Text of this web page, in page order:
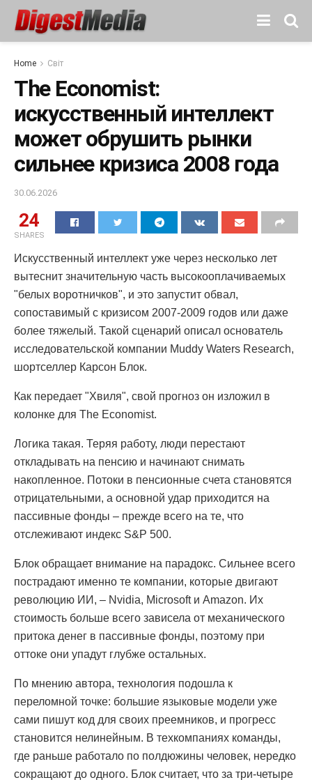
Home Світ
The Economist:
искусственный интеллект
может обрушить рынки
сильнее кризиса 2008 года
30.06.2026
24
SHARES
Искусственный интеллект уже через несколько лет
вытеснит значительную часть высокооплачиваемых
"белых воротничков", и это запустит обвал,
сопоставимый с кризисом 2007-2009 годов или даже
более тяжелый. Такой сценарий описал основатель
исследовательской компании Muddy Waters Research,
шортселлер Карсон Блок.
Как передает "Хвиля", свой прогноз он изложил в
колонке для The Economist.
Логика такая. Теряя работу, люди перестают
откладывать на пенсию и начинают снимать
накопленное. Потоки в пенсионные счета становятся
отрицательными, а основной удар приходится на
пассивные фонды – прежде всего на те, что
отслеживают индекс S&P 500.
Блок обращает внимание на парадокс. Сильнее всего
пострадают именно те компании, которые двигают
революцию ИИ, – Nvidia, Microsoft и Amazon. Их
стоимость больше всего зависела от механического
притока денег в пассивные фонды, поэтому при
оттоке они упадут глубже остальных.
По мнению автора, технология подошла к
переломной точке: большие языковые модели уже
сами пишут код для своих преемников, и прогресс
становится нелинейным. В техкомпаниях команды,
где раньше работало по полдюжины человек, нередко
сокращают до одного. Блок считает, что за три-четыре